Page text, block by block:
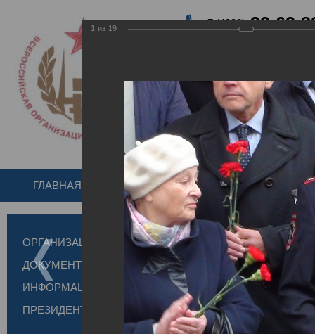
+7 (4932)32-62-
ВЕТЕРАНОВ
ИВАНОВСКОЕ
ГЛАВНАЯ ОБ ОРГАНИЗАЦИИ
ОРГАНИЗАЦИИ ОБЛАСТИ
ДОКУМЕНТЫ
ИНФОРМАЦИЯ
ПРЕЗИДЕНТСКИЙ ГРАНТ
Главная
В Иванове
ивановцев.
В Иванове
05.10.2021
«В жизни всегда
направленности,
1 из 19